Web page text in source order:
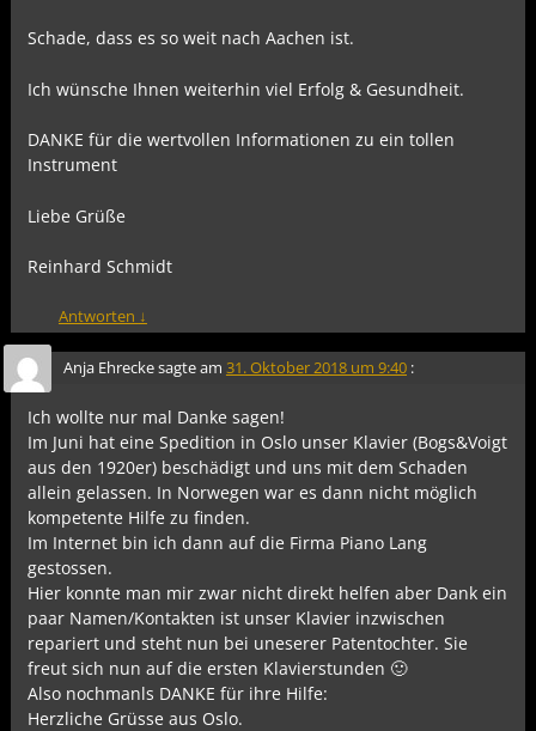
Schade, dass es so weit nach Aachen ist.
Ich wünsche Ihnen weiterhin viel Erfolg & Gesundheit.
DANKE für die wertvollen Informationen zu ein tollen
Instrument
Liebe Grüße
Reinhard Schmidt
Antworten ↓
Anja Ehreckesagte am 31. Oktober 2018 um 9:40 :
Ich wollte nur mal Danke sagen!
Im Juni hat eine Spedition in Oslo unser Klavier (Bogs&Voigt
aus den 1920er) beschädigt und uns mit dem Schaden
allein gelassen. In Norwegen war es dann nicht möglich
kompetente Hilfe zu finden.
Im Internet bin ich dann auf die Firma Piano Lang
gestossen.
Hier konnte man mir zwar nicht direkt helfen aber Dank ein
paar Namen/Kontakten ist unser Klavier inzwischen
repariert und steht nun bei uneserer Patentochter. Sie
freut sich nun auf die ersten Klavierstunden 🙂
Also nochmanls DANKE für ihre Hilfe:
Herzliche Grüsse aus Oslo.